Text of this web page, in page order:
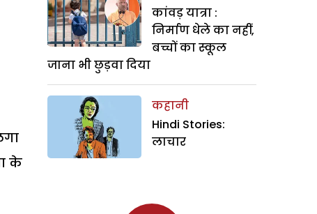
के
कांवड़ यात्रा :
निर्माण धेले का नहीं,
बच्चों का स्कूल
जाना भी छुड़वा दिया
कहानी
Hindi Stories:
लाचार